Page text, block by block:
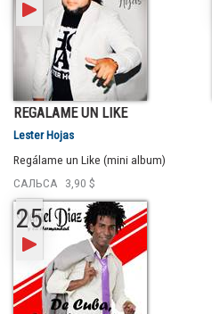
REGÁLAME UN LIKE
Lester Hojas
Regálame un Like (mini album)
САЛЬСА
3,90 $
25